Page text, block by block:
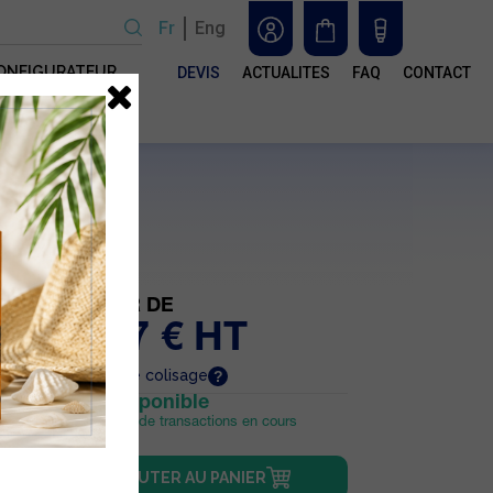
Fr Eng
DEVIS ACTUALITES FAQ CONTACT
À PARTIR DE
26.67 € HT
par unité de colisage
Stock disponible
Sous réserve de transactions en cours
AJOUTER AU PANIER